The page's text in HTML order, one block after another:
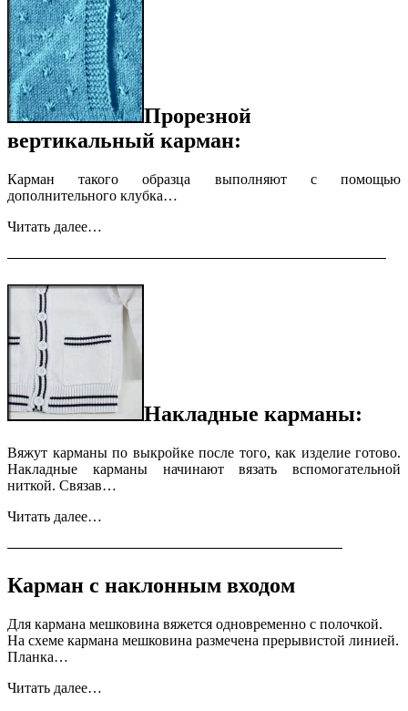
Прорезной
вертикальный карман:
Карман такого образца выполняют с помощью
дополнительного клубка…
Читать далее…
Накладные карманы:
Вяжут карманы по выкройке после того, как изделие готово.
Накладные карманы начинают вязать вспомогательной
ниткой. Связав…
Читать далее…
Карман с наклонным входом
Для кармана мешковина вяжется одновременно с полочкой.
На схеме кармана мешковина размечена прерывистой линией.
Планка…
Читать далее…